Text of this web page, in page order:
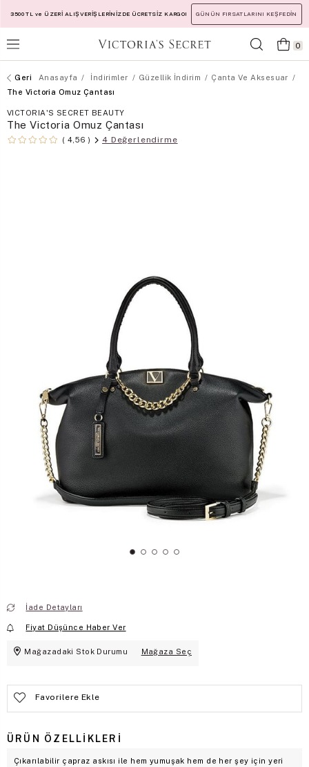
3500 TL ve ÜZERİ ALIŞVERİŞLERİNİZDE ÜCRETSİZ KARGO! GÜNÜN FIRSATLARINI KEŞFEDİN
0
Anasayfa İndirimler Güzellik İndirim
Çanta Ve Aksesuar
The Victoria Omuz Çantası
VICTORIA'S SECRET BEAUTY
The Victoria Omuz Çantası
4,56 4 Değerlendirme
İade Detayları
Fiyat Düşünce Haber Ver
Mağazadaki Stok Durumu Mağaza Seç
Favorilere Ekle
ÜRÜN ÖZELLIKLERI
Çıkarılabilir çapraz askısı ile hem yumuşak hem de her şey için yeri